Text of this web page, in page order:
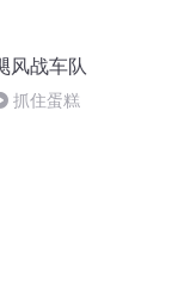
风战车队
抓住蛋糕